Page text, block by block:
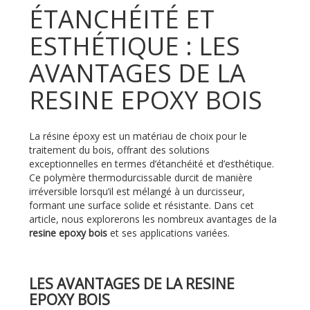
ÉTANCHÉITÉ ET
ESTHÉTIQUE : LES
AVANTAGES DE LA
RESINE EPOXY BOIS
La résine époxy est un matériau de choix pour le
traitement du bois, offrant des solutions
exceptionnelles en termes d’étanchéité et d’esthétique.
Ce polymère thermodurcissable durcit de manière
irréversible lorsqu’il est mélangé à un durcisseur,
formant une surface solide et résistante. Dans cet
article, nous explorerons les nombreux avantages de la
resine epoxy bois et ses applications variées.
LES AVANTAGES DE LA RESINE
EPOXY BOIS